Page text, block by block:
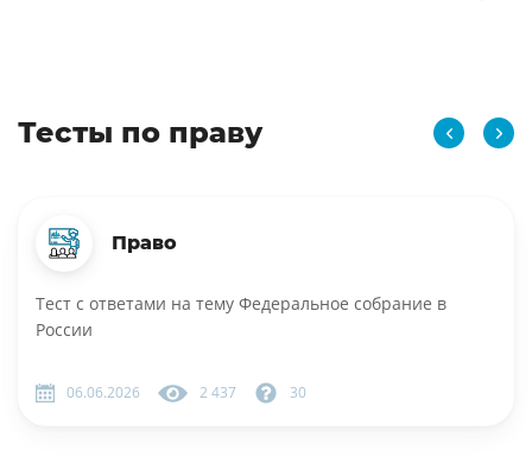
Тесты по праву
Право
Тест с ответами на тему Федеральное собрание в
России
06.06.2026 2 437 30